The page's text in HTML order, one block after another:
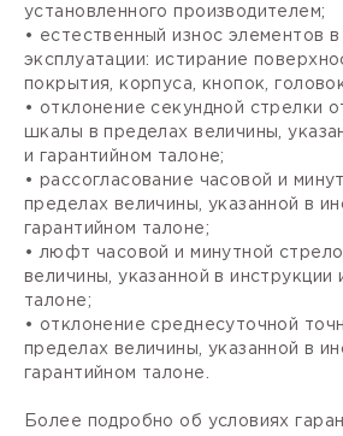
установленного производителем;
• естественный износ элементов
эксплуатации: истирание
покрытия, корпуса, кнопок,
• отклонение секундной стрелки
шкалы в пределах величины,
и гарантийном талоне;
• рассогласование часовой и
пределах величины, указанной в
гарантийном талоне;
• люфт часовой и минутной
величины, указанной в инструкции
талоне;
• отклонение среднесуточной
пределах величины, указанной в
гарантийном талоне.
Более подробно об условиях